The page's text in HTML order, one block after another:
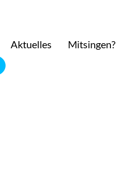
Aktuelles Mitsingen?